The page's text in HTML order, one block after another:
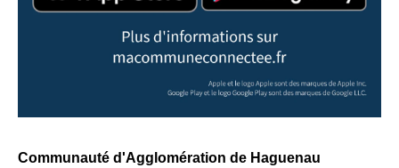
Communauté d'Agglomération de Haguenau